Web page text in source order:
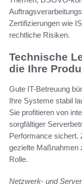
Zertifizierungen wie
rechtliche Risiken.
Technische
die Ihre
Gute IT-Betreuung
Ihre Systeme stabil
Sie profitieren von
sorgfältiger
Performance sichert.
gezielte Maßnahmen
Rolle.
Netzwerk- und